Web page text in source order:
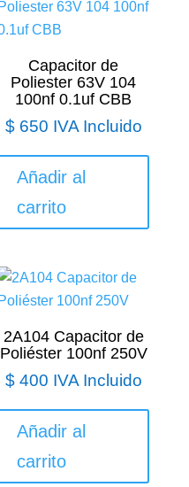
Capacitor de
Poliester 63V 104
100nf 0.1uf CBB
$650 IVA Incluido
Añadir al
carrito
2A104 Capacitor de
Poliéster 100nf 250V
$400 IVA Incluido
Añadir al
carrito